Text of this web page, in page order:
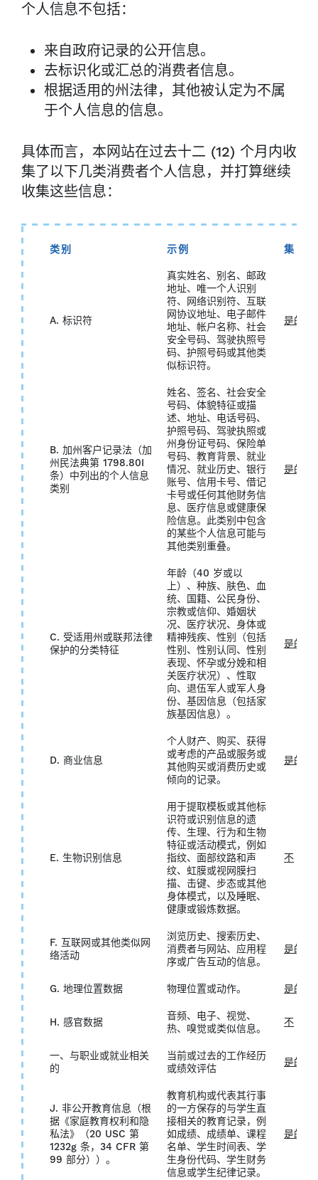
个人信息不包括：
来自政府记录的公开信息。
去标识化或汇总的消费者信息。
根据适用的州法律，其他被认定为不属
于个人信息的信息。
具体而言，本网站在过去十二 (12) 个月内收
集了以下几类消费者个人信息，并打算继续
收集这些信息：
类别 示例 集
A. 标识符
真实姓名、别名、邮政
地址、唯一个人识别
符、网络识别符、互联
网协议地址、电子邮件
地址、帐户名称、社会
安全号码、驾驶执照号
码、护照号码或其他类
似标识符。
是的
B. 加州客户记录法（加
州民法典第 1798.80I
条）中列出的个人信息
类别
姓名、签名、社会安全
号码、体貌特征或描
述、地址、电话号码、
护照号码、驾驶执照或
州身份证号码、保险单
号码、教育背景、就业
情况、就业历史、银行
账号、信用卡号、借记
卡号或任何其他财务信
息、医疗信息或健康保
险信息。此类别中包含
的某些个人信息可能与
其他类别重叠。
是的
C. 受适用州或联邦法律
保护的分类特征
年龄（40 岁或以
上）、种族、肤色、血
统、国籍、公民身份、
宗教或信仰、婚姻状
况、医疗状况、身体或
精神残疾、性别（包括
性别、性别认同、性别
表现、怀孕或分娩和相
关医疗状况）、性取
向、退伍军人或军人身
份、基因信息（包括家
族基因信息）。
是的
D. 商业信息
个人财产、购买、获得
或考虑的产品或服务或
其他购买或消费历史或
倾向的记录。
是的
E. 生物识别信息
用于提取模板或其他标
识符或识别信息的遗
传、生理、行为和生物
特征或活动模式，例如
指纹、面部纹路和声
纹、虹膜或视网膜扫
描、击键、步态或其他
身体模式，以及睡眠、
健康或锻炼数据。
不
F. 互联网或其他类似网
络活动
浏览历史、搜索历史、
消费者与网站、应用程
序或广告互动的信息。
是的
G. 地理位置数据 物理位置或动作。 是的
H. 感官数据
音频、电子、视觉、
热、嗅觉或类似信息。
不
一、与职业或就业相关
的
当前或过去的工作经历
或绩效评估
是的
J. 非公开教育信息（根
据《家庭教育权利和隐
私法》（20 USC 第
1232g 条，34 CFR 第
99 部分））。
教育机构或代表其行事
的一方保存的与学生直
接相关的教育记录，例
如成绩、成绩单、课程
名单、学生时间表、学
生身份代码、学生财务
信息或学生纪律记录。
是的